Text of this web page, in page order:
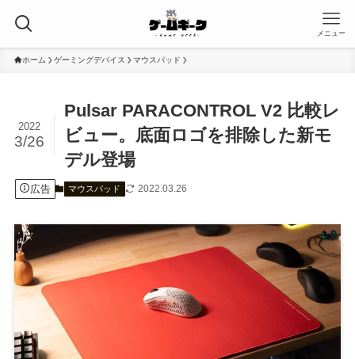
メニュー
ホーム ゲーミングデバイス マウスパッド
Pulsar PARACONTROL V2 比較レ
ビュー。底面ロゴを排除した新モ
デル登場
2022
3/26
広告 マウスパッド 2022.03.26